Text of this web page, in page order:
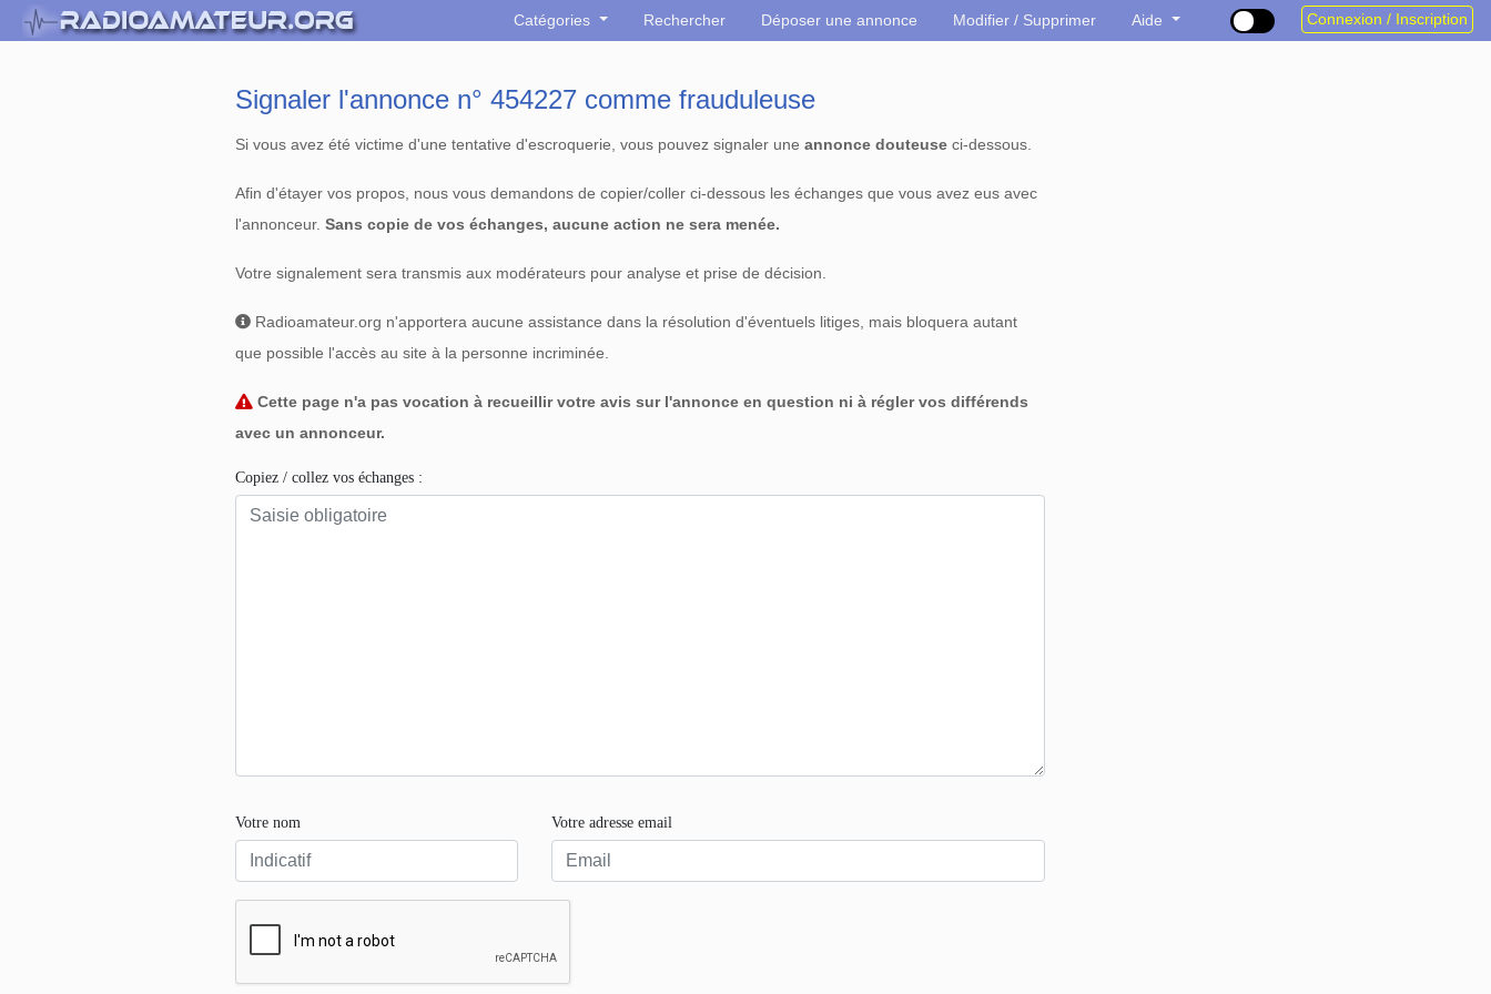
Catégories Rechercher Déposer une annonce Modifier / Supprimer Aide Connexion / Inscription
Signaler l'annonce n° 454227 comme frauduleuse
Si vous avez été victime d'une tentative d'escroquerie, vous pouvez signaler une annonce douteuse ci-dessous.
Afin d'étayer vos propos, nous vous demandons de copier/coller ci-dessous les échanges que vous avez eus avec
l'annonceur. Sans copie de vos échanges, aucune action ne sera menée.
Votre signalement sera transmis aux modérateurs pour analyse et prise de décision.
Radioamateur.org n'apportera aucune assistance dans la résolution d'éventuels litiges, mais bloquera autant
que possible l'accès au site à la personne incriminée.
Cette page n'a pas vocation à recueillir votre avis sur l'annonce en question ni à régler vos différends
avec un annonceur.
Copiez / collez vos échanges :
Votre nom Votre adresse email